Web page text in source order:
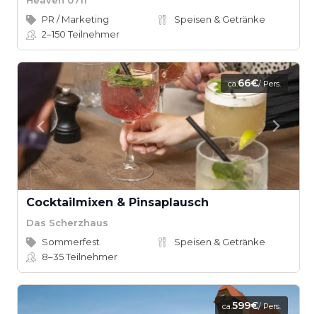
PR / Marketing
Speisen & Getränke
2–150Teilnehmer
ca.66€/ Pers.
Cocktailmixen & Pinsaplausch
Das Scherzhaus
Sommerfest
Speisen & Getränke
8–35Teilnehmer
ca.599€/ Pers.